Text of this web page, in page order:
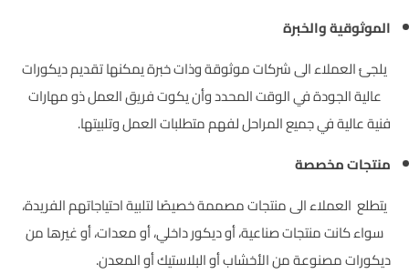
الموثوقية والخبرة
يلجئ العملاء الى شركات موثوقة وذات خبرة يمكنها تقديم ديكورات
عالية الجودة في الوقت المحدد وأن يكوت فريق العمل ذو مهارات
فنية عالية في جميع المراحل لفهم متطلبات العمل وتلبيتها.
منتجات مخصصة
يتطلع العملاء الىمنتجات مصممة خصيصًا لتلبية احتياجاتهم الفريدة،
سواء كانت منتجات صناعية، أو ديكور داخلي، أو معدات، أو غيرها من
ديكورات مصنوعة من الأخشابأو البلاستيك أو المعدن.